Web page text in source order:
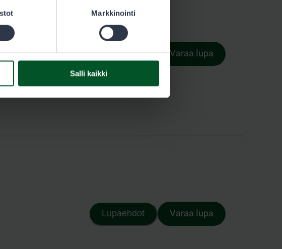
Markkinointi
Salli kaikki
Lupaehdot Varaa lupa
Lupaehdot Varaa lupa